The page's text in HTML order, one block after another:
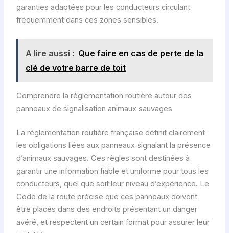
garanties adaptées pour les conducteurs circulant
fréquemment dans ces zones sensibles.
A lire aussi : Que faire en cas de perte de la
clé de votre barre de toit
Comprendre la réglementation routière autour des
panneaux de signalisation animaux sauvages
La réglementation routière française définit clairement
les obligations liées aux panneaux signalant la présence
d’animaux sauvages. Ces règles sont destinées à
garantir une information fiable et uniforme pour tous les
conducteurs, quel que soit leur niveau d’expérience. Le
Code de la route précise que ces panneaux doivent
être placés dans des endroits présentant un danger
avéré, et respectent un certain format pour assurer leur